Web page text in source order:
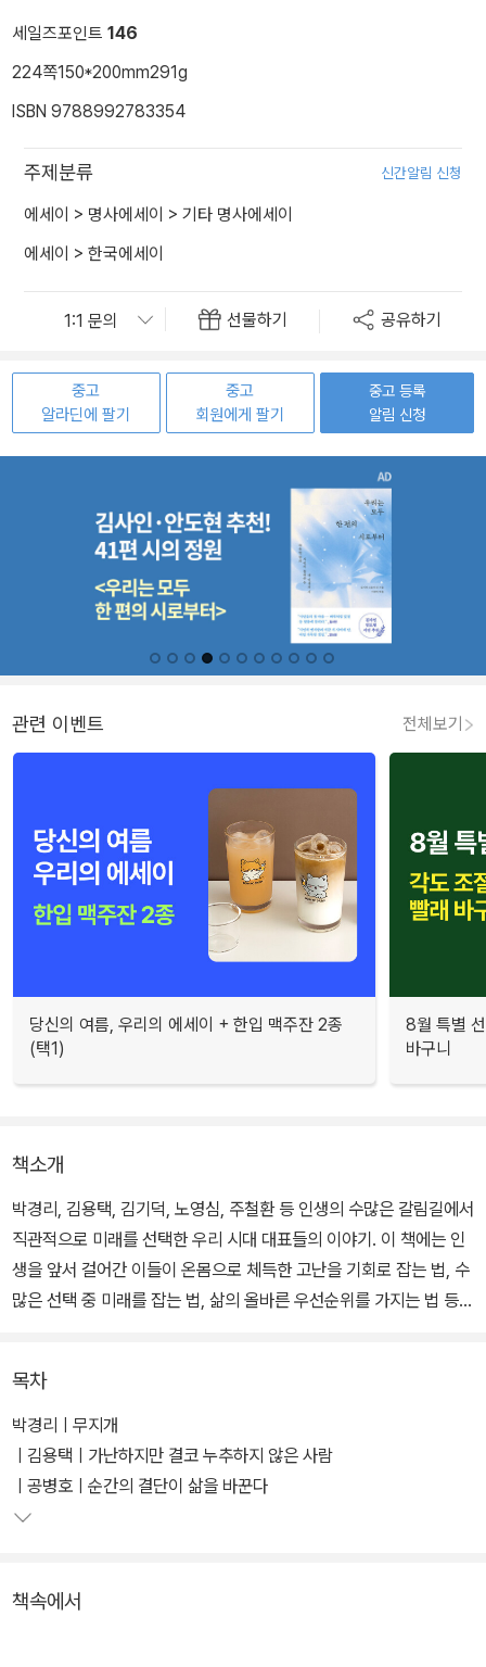
세일즈포인트 146
224쪽150*200mm291g
ISBN 9788992783354
주제분류 신간알림 신청
에세이 > 명사에세이 > 기타 명사에세이
에세이 > 한국에세이
선물하기 공유하기
중고
알라딘에 팔기
중고
회원에게 팔기
중고 등록
알림 신청
관련 이벤트 전체보기
당신의 여름, 우리의 에세이 + 한입 맥주잔 2종
(택1)
8월 특별
바구니
책소개
박경리, 김용택, 김기덕, 노영심, 주철환 등 인생의 수많은 갈림길에서
직관적으로 미래를 선택한 우리 시대 대표들의 이야기. 이 책에는 인
생을 앞서 걸어간 이들이 온몸으로 체득한 고난을 기회로 잡는 법, 수
많은 선택 중 미래를 잡는 법, 삶의 올바른 우선순위를 가지는 법 등이
암 투병 중에도 대하소설 토지를 끝까지 붙들게 만들어 오늘날 거작
을 완성하게 된 박경리 작가의 밝혀지지 않았던 그 순간의 이야기, 시
인 김용택이 헛되고 욕심 많은 삶을 버리고 산골 초등학교 선생님으
로서의 삶을 되돌아보게 한 그날, 영화감독 김기덕이 돈과 명예가 최
고가 아니라는 아버지의 가르침을 깨달은 찰나….
긴 연주곡을 작곡한 일각, 가발 공장 직공에서 미 육군 소령으로 전역
목차
박경리ㅣ무지개
ㅣ김용택ㅣ가난하지만 결코 누추하지 않은 사람
ㅣ공병호ㅣ순간의 결단이 삶을 바꾼다
책속에서